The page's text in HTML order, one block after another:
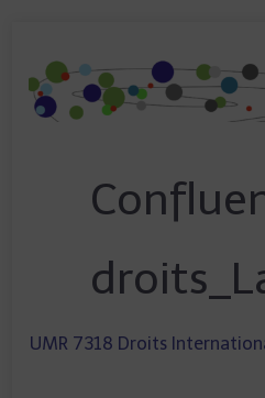
content
UMR 7318 Droits